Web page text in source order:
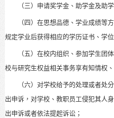
（三）申请奖学金、助学金及助学
（四）在思想品德、学业成绩等方
规定学业后获得相应的学历证书、学位
（五） 在校内组织、参加学生团
校与研究生权益相关事务享有知情权
（六）对学校给予的处理或者处分
出申诉，对学校、教职员工侵犯其人
出申诉或者依法提起诉讼；